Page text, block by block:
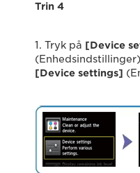
Trin 4
1. Tryk på [Device
[Device settings]